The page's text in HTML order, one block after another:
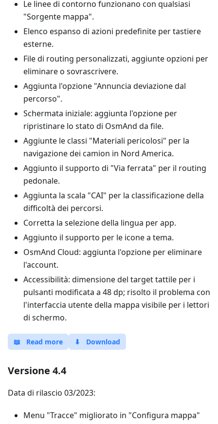
Le linee di contorno funzionano con qualsiasi
"Sorgente mappa".
Elenco espanso di azioni predefinite per tastiere
esterne.
File di routing personalizzati, aggiunte opzioni per
eliminare o sovrascrivere.
Aggiunta l'opzione "Annuncia deviazione dal
percorso".
Schermata iniziale: aggiunta l'opzione per
ripristinare lo stato di OsmAnd da file.
Aggiunte le classi "Materiali pericolosi" per la
navigazione dei camion in Nord America.
Aggiunto il supporto di "Via ferrata" per il routing
pedonale.
Aggiunta la scala "CAI" per la classificazione della
difficoltà dei percorsi.
Corretta la selezione della lingua per app.
Aggiunto il supporto per le icone a tema.
OsmAnd Cloud: aggiunta l'opzione per eliminare
l'account.
Accessibilità: dimensione del target tattile per i
pulsanti modificata a 48 dp; risolto il problema con
l'interfaccia utente della mappa visibile per i lettori
di schermo.
📖 Read more ⬇ Download
Versione 4.4
Data di rilascio 03/2023:
Menu "Tracce" migliorato in "Configura mappa"